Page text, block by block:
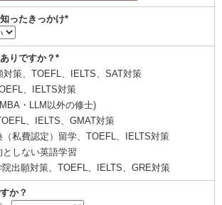
ったきっかけ*
りですか？*
対策、TOEFL、IELTS、SAT対策
、IELTS対策
・LLM以外の修士)
、IELTS、GMAT対策
（私費認定）留学、TOEFL、IELTS対策
しない英語学習
出願対策、TOEFL、IELTS、GRE対策
か？